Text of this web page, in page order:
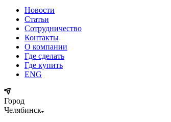
Новости
Статьи
Сотрудничество
Контакты
О компании
Где сделать
Где купить
ENG
Город
Челябинск